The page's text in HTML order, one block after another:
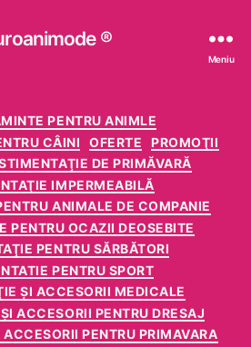
®
Meniu
Categorii
PENTRU ANIMLE
CÂINI
OFERTE
PROMOŢII
DE PRIMĂVARĂ
IMPERMEABILĂ
ANIMALE DE COMPANIE
PENTRU OCAZII DEOSEBITE
PENTRU SĂRBĂTORI
PENTRU SPORT
ŞI ACCESORII MEDICALE
ACCESORII PENTRU DRESAJ
PENTRU PRIMAVARA